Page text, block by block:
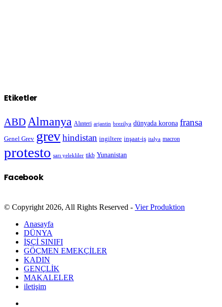
Etiketler
ABD Almanya Alınteri arjantin brezilya dünyada korona fransa
Genel Grev grevhindistan ingiltere inşaat-iş italya macron
protesto sarı yelekliler tikb Yunanistan
Facebook
© Copyright 2026, All Rights Reserved - Vier Produktion
Anasayfa
DÜNYA
İŞÇİ SINIFI
GÖÇMEN EMEKÇİLER
KADIN
GENÇLİK
MAKALELER
iletişim